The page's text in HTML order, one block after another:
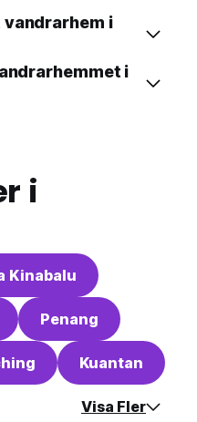
i
i
i
Kinabalu
Penang
Kuantan
Visa Fler